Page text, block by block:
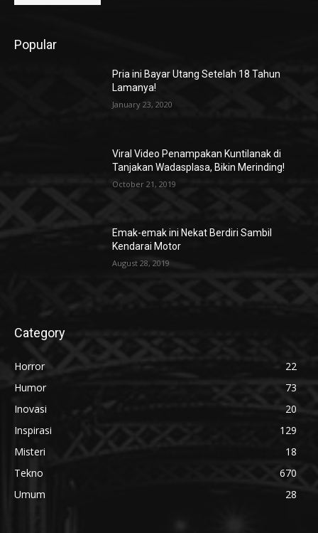
Popular
Pria ini Bayar Utang Setelah 18 Tahun
Lamanya!
January 23, 2020
Viral Video Penampakan Kuntilanak di
Tanjakan Wadasplasa, Bikin Merinding!
October 21, 2019
Emak-emak ini Nekat Berdiri Sambil
Kendarai Motor
August 28, 2019
Category
Horror
22
Humor
73
Inovasi
20
Inspirasi
129
Misteri
18
Tekno
670
Umum
28